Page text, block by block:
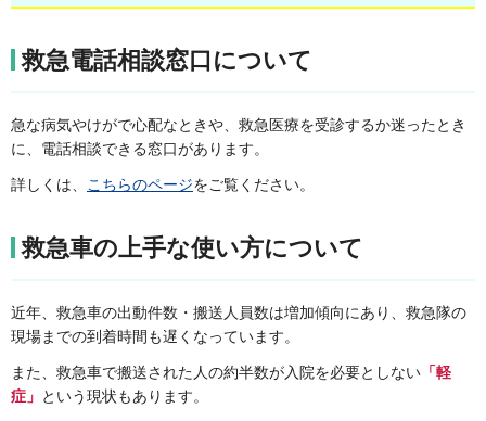
救急電話相談窓口について
急な病気やけがで心配なときや、救急医療を受診するか迷ったとき
に、電話相談できる窓口があります。
詳しくは、 こちらのページをご覧ください。
救急車の上手な使い方について
近年、救急車の出動件数・搬送人員数は増加傾向にあり、救急隊の
現場までの到着時間も遅くなっています。
また、救急車で搬送された人の約半数が入院を必要としない 「軽
症」 という現状もあります。